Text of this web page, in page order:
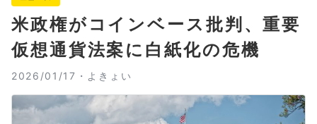
米政権がコインベース批判、重要
仮想通貨法案に白紙化の危機
2026/01/17・ よきょい